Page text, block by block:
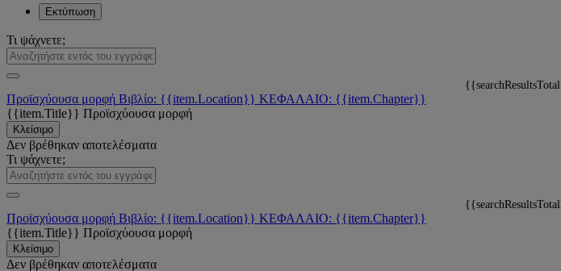
Εκτύπωση
Τι ψάχνετε;
Προϊσχύουσα μορφή Βιβλίο: {{item.Location}} ΚΕΦΑΛΑΙΟ: {{item.Chapter}}
{{item.Title}} Προϊσχύουσα μορφή
Κλείσιμο
Δεν βρέθηκαν αποτελέσματα
Τι ψάχνετε;
Προϊσχύουσα μορφή Βιβλίο: {{item.Location}} ΚΕΦΑΛΑΙΟ: {{item.Chapter}}
{{item.Title}} Προϊσχύουσα μορφή
Κλείσιμο
Δεν βρέθηκαν αποτελέσματα